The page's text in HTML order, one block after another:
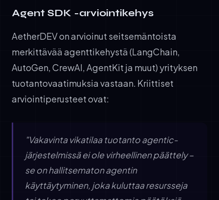
Agent SDK -arviointikehys
AetherDEV on arvioinut seitsemäntoista
merkittävää agenttikehystä (LangChain,
AutoGen, CrewAI, AgentKit ja muut) yrityksen
tuotantovaatimuksia vastaan. Kriittiset
arviointiperusteet ovat:
"Vakavinta vikatilaa tuotanto agentic-
järjestelmissä ei ole virheellinen päättely –
se on hallitsematon agentin
käyttäytyminen, joka kuluttaa resursseja